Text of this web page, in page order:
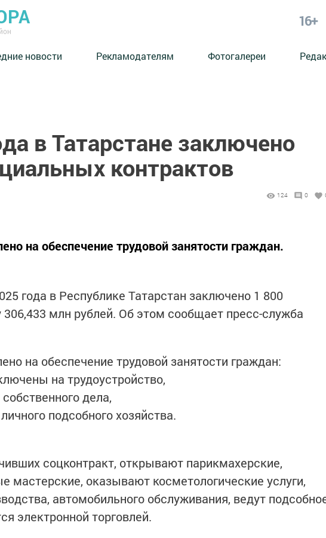
16+
новости Рекламодателям Фотогалереи
в Татарстане заключено
контрактов
124 0
на обеспечение трудовой занятости граждан.
года в Республике Татарстан заключено 1 800
306,433 млн рублей. Об этом сообщает пресс-служба
на обеспечение трудовой занятости граждан:
на трудоустройство,
дела,
подсобного хозяйства.
соцконтракт, открывают парикмахерские,
мастерские, оказывают косметологические услуги,
автомобильного обслуживания, ведут
электронной торговлей.